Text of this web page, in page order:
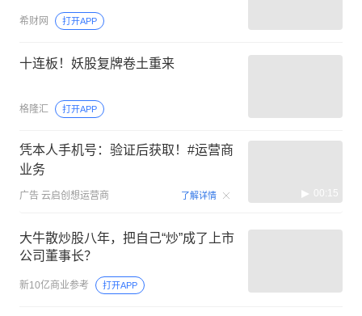
希财网 打开APP
十连板！妖股复牌卷土重来
格隆汇 打开APP
凭本人手机号：验证后获取！#运营商
业务
广告 云启创想运营商 了解详情 00:15
大牛散炒股八年，把自己“炒”成了上市
公司董事长？
新10亿商业参考 打开APP